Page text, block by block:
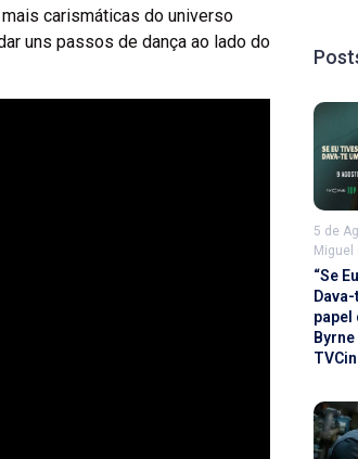
carismáticas do universo
uns passos de dança ao lado do
5 de
Miguel
“Se
papel